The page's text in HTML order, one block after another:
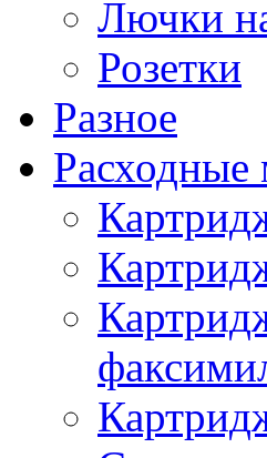
Лючки
Розетки
Разное
Расходные